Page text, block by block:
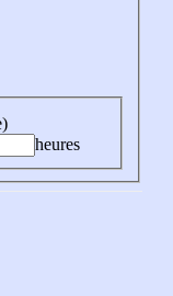
heures